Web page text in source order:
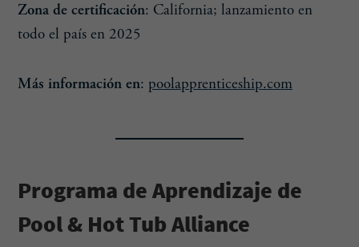
Zona de certificación: California; lanzamiento en
todo el país en 2025
Más información en: poolapprenticeship.com
Programa de Aprendizaje de
Pool & Hot Tub Alliance